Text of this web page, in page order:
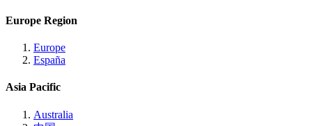
Europe Region
Europe
España
Asia Pacific
Australia